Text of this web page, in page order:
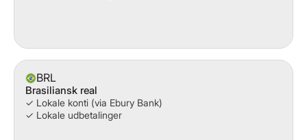
BRL
Brasiliansk real
✓ Lokale konti (via Ebury Bank)
✓ Lokale udbetalinger